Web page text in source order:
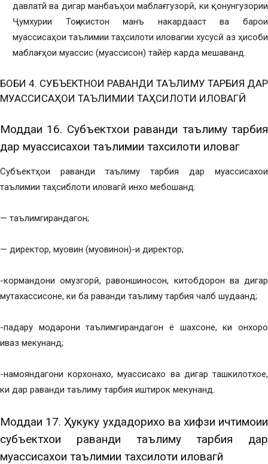
давлатй ва дигар манбаъҳои маблағгузорӣ, ки қонунгузории
Ҷумхурии Тоҷикистон манъ накардааст ва барои
муассисаҳои таълимии таҳсилоти иловагии хусусӣ аз ҳисоби
маблағҳои муассис (муассисон) тайёр карда мешаванд.
БОБИ 4. СУБЪЕКТНОИ РАВАНДИ ТАЪЛИМУ ТАРБИЯ ДАР
МУАССИСАҲОИ ТАЪЛИМИИ ТАҲСИЛОТИ ИЛОВАГӢ
Моддаи 16. Субъектхои раванди таълиму тарбия
дар муассисахои таълимии тахсилоти иловагӣ
Субъектҳои раванди таълиму тарбия дар муассисахои
таълимии таҳсиблоти иловагӣ инхо мебошанд:
— таълимгирандагон;
— директор, муовин (муовинон)-и директор;
-кормандони омузгорӣ, равоншиносон, китобдорон ва дигар
мутахассисоне, ки ба раванди таълиму тарбия чалб шудаанд;
-падару модарони таълимгирандагон ё шахсоне, ки онхоро
иваз мекунанд;
-намояндагони корхонахо, муассисахо ва дигар ташкилотхое,
ки дар раванди таълиму тарбия иштирок мекунанд.
Моддаи 17. Ҳукуку ухдадорихо ва хифзи ичтимоии
субъектхои раванди таълиму тарбия дар
муассисахои таълимии тахсилоти иловагй